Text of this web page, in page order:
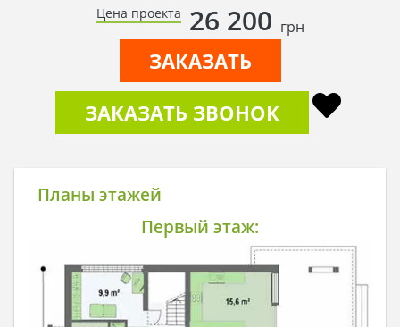
Цена проекта 26 200 грн
ЗАКАЗАТЬ
ЗАКАЗАТЬ ЗВОНОК
Планы этажей
Первый этаж: